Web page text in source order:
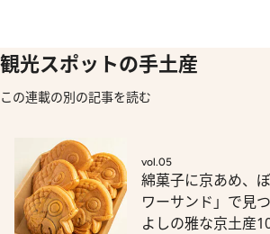
観光スポットの手土産
この連載の別の記事を読む
vol.05
綿菓子に京あめ、
ワーサンド」で見
よしの雅な京土産